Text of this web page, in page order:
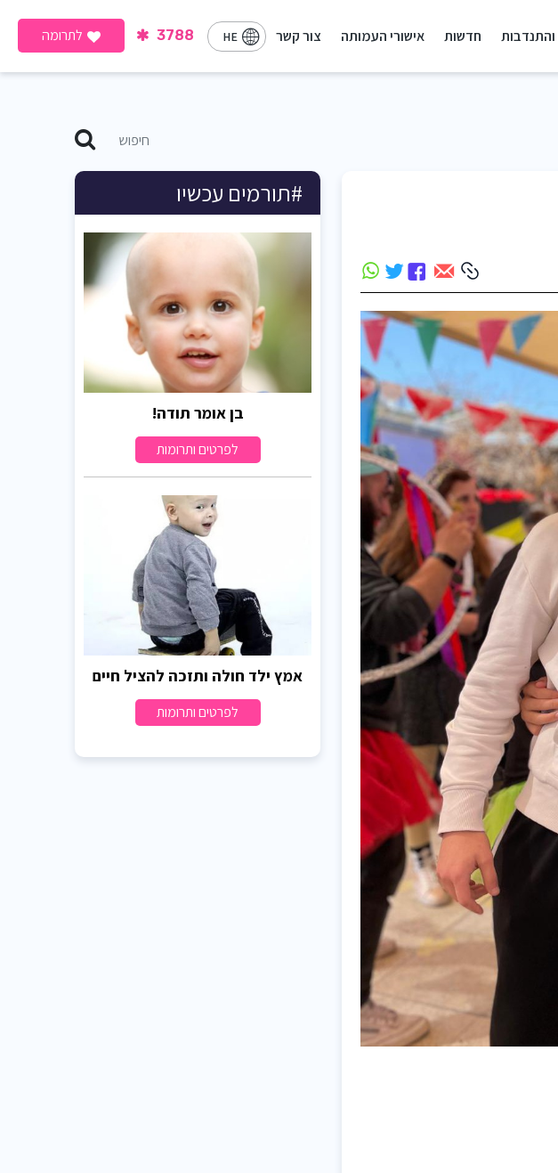
והתנדבות חדשות אישורי העמותה צור קשר HE
3788 לתרומה
#תורמים עכשיו
בן אומר תודה!
לפרטים ותרומות
אמץ ילד חולה ותזכה להציל חיים
לפרטים ותרומות